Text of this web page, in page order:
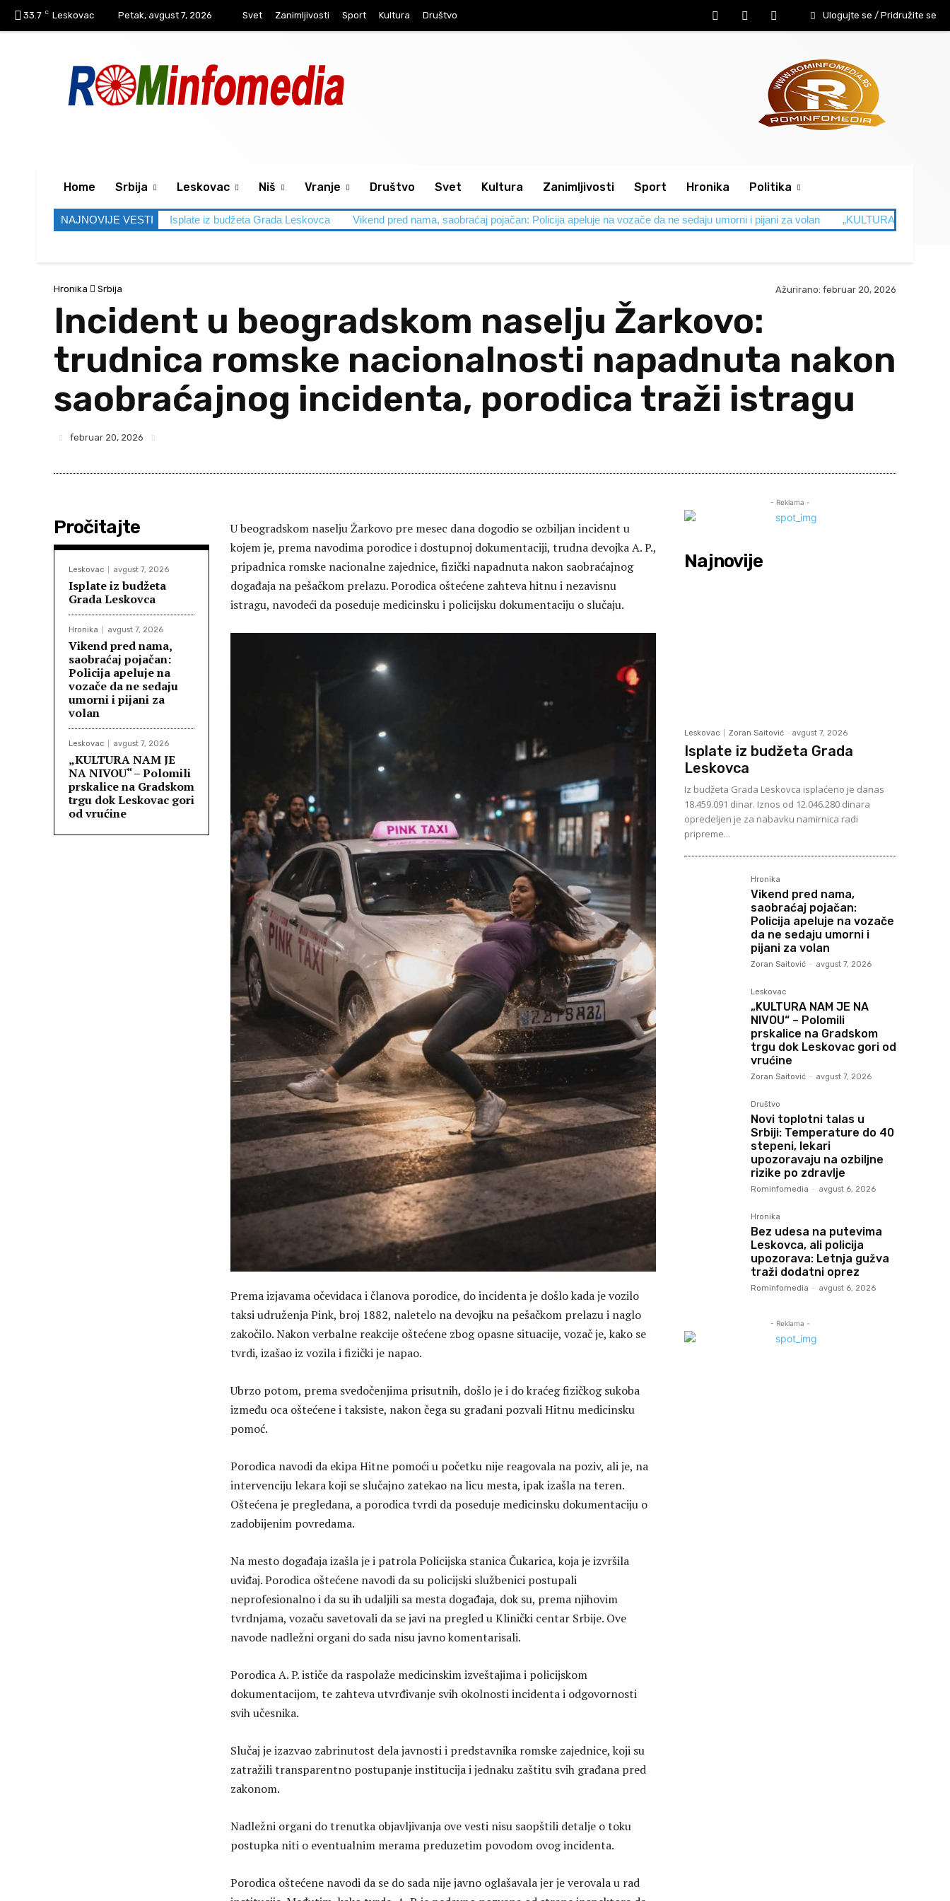
33.7 C Leskovac Petak, avgust 7, 2026 Svet Zanimljivosti Sport Kultura Društvo Ulogujte se / Pridružite se
Home Srbija Leskovac Niš Vranje Društvo Svet Kultura Zanimljivosti Sport Hronika Politika
NAJNOVIJE VESTI Isplate iz budžeta Grada Leskovca Vikend pred nama, saobraćaj pojačan: Policija apeluje na vozače da ne sedaju umorni i pijani za volan „KULTURA NAM JE
Hronika Srbija Ažurirano: februar 20, 2026
Incident u beogradskom naselju Žarkovo:
trudnica romske nacionalnosti napadnuta nakon
saobraćajnog incidenta, porodica traži istragu
februar 20, 2026
Pročitajte
Leskovac avgust 7, 2026
Isplate iz budžeta
Grada Leskovca
Hronika avgust 7, 2026
Vikend pred nama,
saobraćaj pojačan:
Policija apeluje na
vozače da ne sedaju
umorni i pijani za
volan
Leskovac avgust 7, 2026
„KULTURA NAM JE
NA NIVOU“ – Polomili
prskalice na Gradskom
trgu dok Leskovac gori
od vrućine
U beogradskom naselju Žarkovo pre mesec dana dogodio se ozbiljan incident u
kojem je, prema navodima porodice i dostupnoj dokumentaciji, trudna devojka A. P.,
pripadnica romske nacionalne zajednice, fizički napadnuta nakon saobraćajnog
događaja na pešačkom prelazu. Porodica oštećene zahteva hitnu i nezavisnu
istragu, navodeći da poseduje medicinsku i policijsku dokumentaciju o slučaju.
Prema izjavama očevidaca i članova porodice, do incidenta je došlo kada je vozilo
taksi udruženja Pink, broj 1882, naletelo na devojku na pešačkom prelazu i naglo
zakočilo. Nakon verbalne reakcije oštećene zbog opasne situacije, vozač je, kako se
tvrdi, izašao iz vozila i fizički je napao.
Ubrzo potom, prema svedočenjima prisutnih, došlo je i do kraćeg fizičkog sukoba
između oca oštećene i taksiste, nakon čega su građani pozvali Hitnu medicinsku
pomoć.
Porodica navodi da ekipa Hitne pomoći u početku nije reagovala na poziv, ali je, na
intervenciju lekara koji se slučajno zatekao na licu mesta, ipak izašla na teren.
Oštećena je pregledana, a porodica tvrdi da poseduje medicinsku dokumentaciju o
zadobijenim povredama.
Na mesto događaja izašla je i patrola Policijska stanica Čukarica, koja je izvršila
uviđaj. Porodica oštećene navodi da su policijski službenici postupali
neprofesionalno i da su ih udaljili sa mesta događaja, dok su, prema njihovim
tvrdnjama, vozaču savetovali da se javi na pregled u Klinički centar Srbije. Ove
navode nadležni organi do sada nisu javno komentarisali.
Porodica A. P. ističe da raspolaže medicinskim izveštajima i policijskom
dokumentacijom, te zahteva utvrđivanje svih okolnosti incidenta i odgovornosti
svih učesnika.
Slučaj je izazvao zabrinutost dela javnosti i predstavnika romske zajednice, koji su
zatražili transparentno postupanje institucija i jednaku zaštitu svih građana pred
zakonom.
Nadležni organi do trenutka objavljivanja ove vesti nisu saopštili detalje o toku
postupka niti o eventualnim merama preduzetim povodom ovog incidenta.
Porodica oštećene navodi da se do sada nije javno oglašavala jer je verovala u rad
- Reklama -
Najnovije
Leskovac Zoran Saitović - avgust 7, 2026
Isplate iz budžeta Grada
Leskovca
Iz budžeta Grada Leskovca isplaćeno je danas
18.459.091 dinar. Iznos od 12.046.280 dinara
opredeljen je za nabavku namirnica radi
pripreme...
Hronika
Vikend pred nama,
saobraćaj pojačan:
Policija apeluje na vozače
da ne sedaju umorni i
pijani za volan
Zoran Saitović - avgust 7, 2026
Leskovac
„KULTURA NAM JE NA
NIVOU“ – Polomili
prskalice na Gradskom
trgu dok Leskovac gori od
vrućine
Zoran Saitović - avgust 7, 2026
Društvo
Novi toplotni talas u
Srbiji: Temperature do 40
stepeni, lekari
upozoravaju na ozbiljne
rizike po zdravlje
Rominfomedia - avgust 6, 2026
Hronika
Bez udesa na putevima
Leskovca, ali policija
upozorava: Letnja gužva
traži dodatni oprez
Rominfomedia - avgust 6, 2026
- Reklama -